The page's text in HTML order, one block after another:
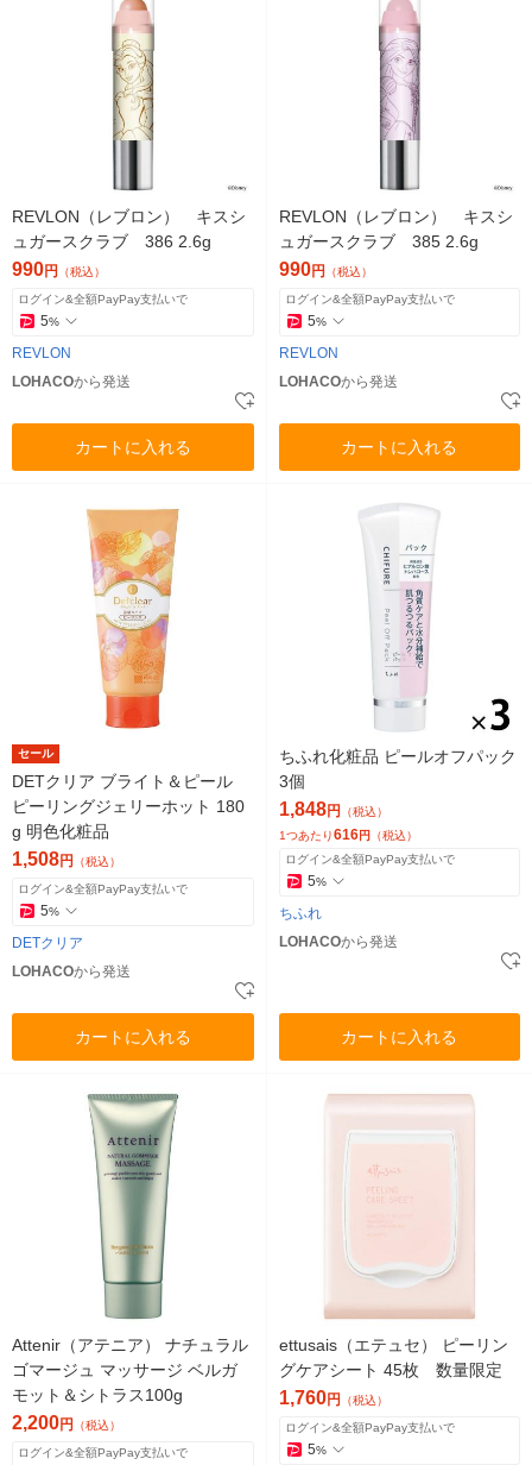
REVLON（レブロン） キスシ
ュガースクラブ 386 2.6g
990円 （税込）
ログイン&全額PayPay支払いで
5%
REVLON
LOHACOから発送
カートに入れる
REVLON（レブロン） キスシ
ュガースクラブ 385 2.6g
990円 （税込）
ログイン&全額PayPay支払いで
5%
REVLON
LOHACOから発送
カートに入れる
セール
DETクリア ブライト＆ピール
ピーリングジェリーホット 180
g 明色化粧品
1,508円 （税込）
ログイン&全額PayPay支払いで
5%
DETクリア
LOHACOから発送
カートに入れる
ちふれ化粧品 ピールオフパック
3個
1,848円 （税込）
1つあたり616円 （税込）
ログイン&全額PayPay支払いで
5%
ちふれ
LOHACOから発送
カートに入れる
Attenir（アテニア） ナチュラル
ゴマージュ マッサージ ベルガ
モット＆シトラス100g
2,200円 （税込）
ログイン&全額PayPay支払いで
ettusais（エテュセ） ピーリン
グケアシート 45枚 数量限定
1,760円 （税込）
ログイン&全額PayPay支払いで
5%